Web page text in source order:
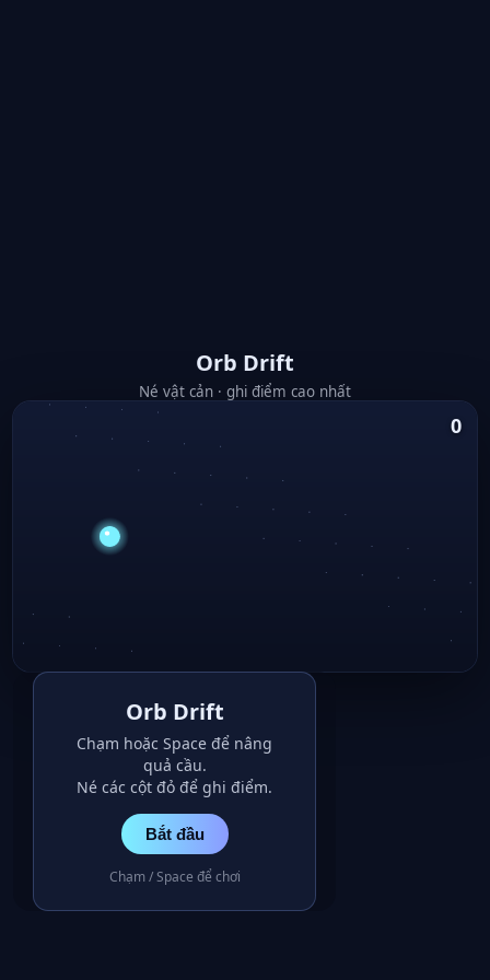
Orb Drift
Né vật cản · ghi điểm cao nhất
0
Orb Drift
Chạm hoặc Space để nâng
quả cầu.
Né các cột đỏ để ghi điểm.
Bắt đầu
Chạm / Space để chơi